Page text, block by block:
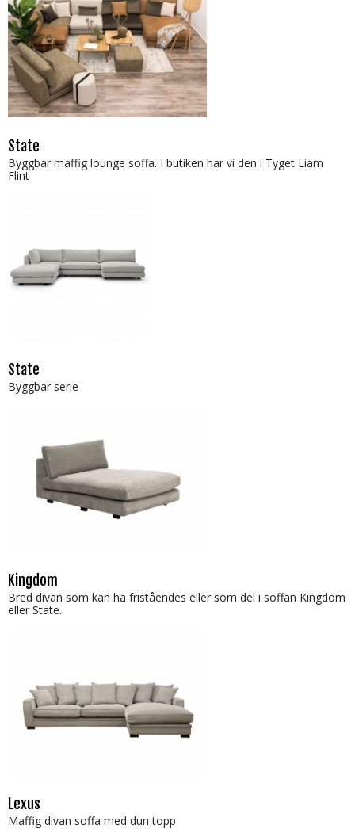
State
Byggbar maffig lounge soffa. I butiken har vi den i Tyget Liam
Flint
State
Byggbar serie
Kingdom
Bred divan som kan ha friståendes eller som del i soffan Kingdom
eller State.
Lexus
Maffig divan soffa med dun topp